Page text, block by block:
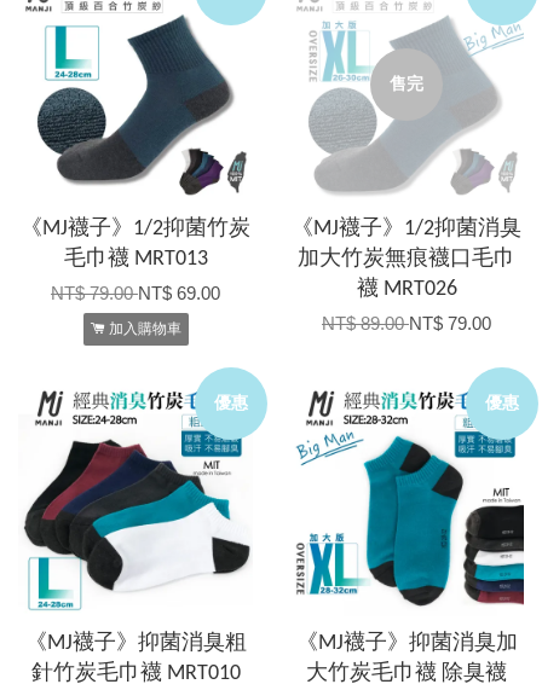
《MJ襪子》1/2抑菌竹炭
毛巾襪 MRT013
NT$ 79.00NT$ 69.00
加入購物車
售完
《MJ襪子》1/2抑菌消臭
加大竹炭無痕襪口毛巾
襪 MRT026
NT$ 89.00NT$ 79.00
優惠
《MJ襪子》抑菌消臭粗
針竹炭毛巾襪 MRT010
優惠
《MJ襪子》抑菌消臭加
大竹炭毛巾襪 除臭襪